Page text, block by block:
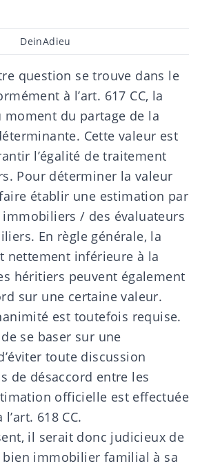
Post
author
DeinAdieu
question se trouve dans le
à l’art. 617 CC, la
moment du partage de la
Cette valeur est
l’égalité de traitement
Pour déterminer la valeur
établir une estimation par
/ des évaluateurs
En règle générale, la
nettement inférieure à la
héritiers peuvent également
sur une certaine valeur.
est toutefois requise.
se baser sur une
toute discussion
de désaccord entre les
officielle est effectuée
618 CC.
il serait donc judicieux de
immobilier familial à sa